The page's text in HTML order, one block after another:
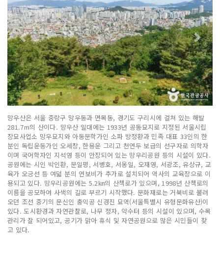
망우산은 서울 중랑구 망우동과 면목동, 경기도 구리시에 걸쳐 있는 해발
281.7m의 산이다. 망우산 일대에는 1933년 공동묘지로 지정된 서울시립
장묘사업소 망우묘지와 아동문학가인 소파 방정환과 민족 대표 33인의 한
분인 독립운동가인 오세창, 한용운 그리고 천연두 보급의 선구자로 의학자
이며 국어학자인 지석영 등이 안장되어 있는 망우리공원 등의 시설이 있다.
공원에는 시인 박인환, 문일평, 서병호, 서옹일, 오재영, 서광조, 유상규, 교
육가 오긍선 등 여덟 분의 연보비가 추가로 설치되어 역사의 교육장으로 이
용되고 있다. 망우리공원에는 5.2㎞의 산책로가 있으며, 1998년 산책로의
이름을 공모하여 사색의 길로 부르기 시작했다. 문화재로는 거북비로 불려
오던 조선 중기의 문신인 충익공 신경진 묘역(서울특별시 유형문화유산)이
있다. 도시환경과 자연관찰로, 나무 정자, 약수터 등의 시설이 있으며, 수목
관리가 잘 되어있고, 공기가 맑아 휴식 및 자연공원으로 많은 시민들이 찾
고 있다.